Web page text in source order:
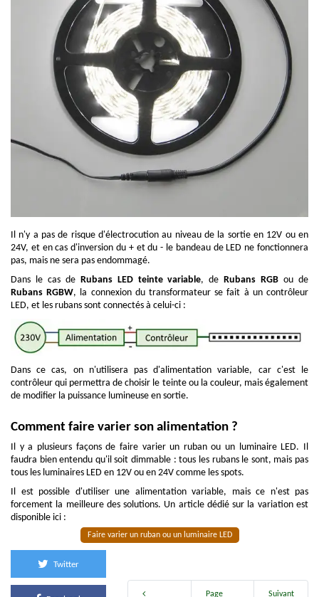
Il n'y a pas de risque d'électrocution au niveau de la sortie en 12V ou en
24V, et en cas d'inversion du + et du - le bandeau de LED ne fonctionnera
pas, mais ne sera pas endommagé.
Dans le cas de Rubans LED teinte variable, deRubans RGB ou de
Rubans RGBW, la connexion du transformateur se fait à un contrôleur
LED, et les rubans sont connectés à celui-ci :
Dans ce cas, on n'utilisera pas d'alimentation variable, car c'est le
contrôleur qui permettra de choisir le teinte ou la couleur, mais également
de modifier la puissance lumineuse en sortie.
Comment faire varier son alimentation ?
Il y a plusieurs façons de faire varier un ruban ou un luminaire LED. Il
faudra bien entendu qu'il soit dimmable : tous les rubans le sont, mais pas
tous les luminaires LED en 12V ou en 24V comme les spots.
Il est possible d'utiliser une alimentation variable, mais ce n'est pas
forcement la meilleure des solutions. Un article dédié sur la variation est
disponible ici :
Faire varier un ruban ou un luminaire LED
Twitter
Page
Suivant